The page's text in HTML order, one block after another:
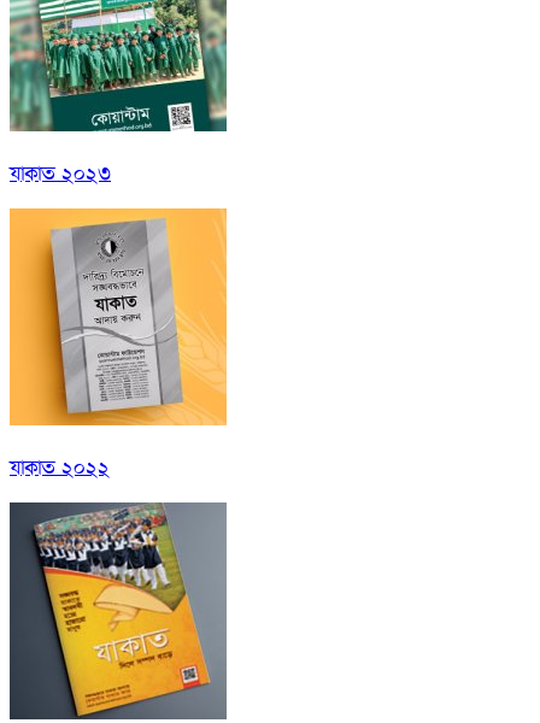
যাকাত ২০২৩
যাকাত ২০২২